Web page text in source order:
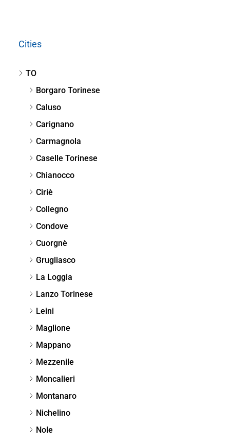
Cities
TO
Borgaro Torinese
Caluso
Carignano
Carmagnola
Caselle Torinese
Chianocco
Ciriè
Collegno
Condove
Cuorgnè
Grugliasco
La Loggia
Lanzo Torinese
Leini
Maglione
Mappano
Mezzenile
Moncalieri
Montanaro
Nichelino
Nole